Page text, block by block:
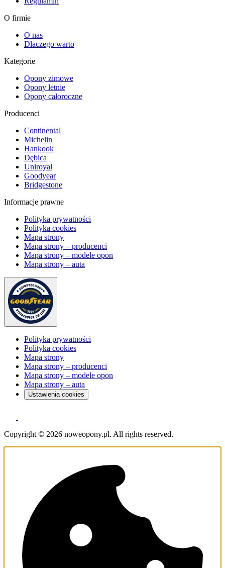
O firmie
O nas
Dlaczego warto
Kategorie
Opony zimowe
Opony letnie
Opony całoroczne
Producenci
Continental
Michelin
Hankook
Dębica
Uniroyal
Goodyear
Bridgestone
Informacje prawne
Polityka prywatności
Polityka cookies
Mapa strony
Mapa strony – producenci
Mapa strony – modele opon
Mapa strony – auta
Polityka prywatności
Polityka cookies
Mapa strony
Mapa strony – producenci
Mapa strony – modele opon
Mapa strony – auta
Ustawienia cookies
Copyright © 2026 noweopony.pl. All rights reserved.